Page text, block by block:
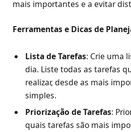
mais importantes e a evitar
Ferramentas e Dicas de
Lista de Tarefas: Crie uma
dia. Liste todas as tarefas
realizar, desde as mais
simples.
Priorização de Tarefas:
quais tarefas são mais